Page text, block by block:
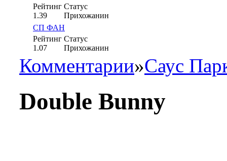
Рейтинг
1.39
Статус
Прихожанин
СП ФАН
Рейтинг
1.07
Статус
Прихожанин
Комментарии»Саус
Double Bunny